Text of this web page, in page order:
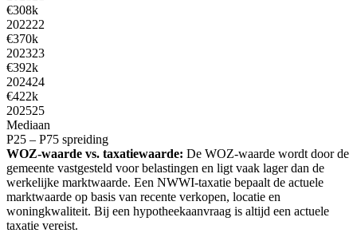
€308k
202222
€370k
202323
€392k
202424
€422k
202525
Mediaan
P25 – P75 spreiding
WOZ-waarde vs. taxatiewaarde: De WOZ-waarde wordt door de
gemeente vastgesteld voor belastingen en ligt vaak lager dan de
werkelijke marktwaarde. Een NWWI-taxatie bepaalt de actuele
marktwaarde op basis van recente verkopen, locatie en
woningkwaliteit. Bij een hypotheekaanvraag is altijd een actuele
taxatie vereist.